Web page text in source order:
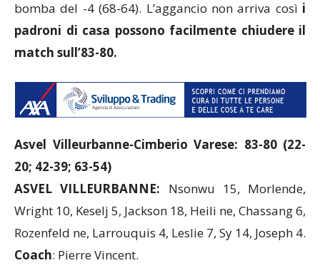
bomba del -4 (68-64). L’aggancio non arriva così i
padroni di casa possono facilmente chiudere il
match sull’83-80.
Asvel Villeurbanne-Cimberio Varese: 83-80 (22-
20; 42-39; 63-54)
ASVEL VILLEURBANNE: Nsonwu 15, Morlende,
Wright 10, Keselj 5, Jackson 18, Heili ne, Chassang 6,
Rozenfeld ne, Larrouquis 4, Leslie 7, Sy 14, Joseph 4.
Coach: Pierre Vincent.